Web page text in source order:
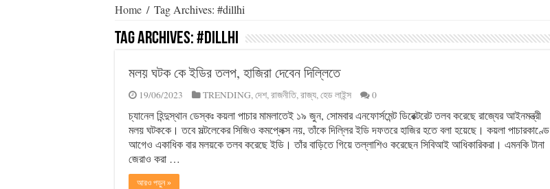
Home / Tag Archives: #dillhi
Tag Archives:#dillhi
মলয় ঘটক কে ইডির তলপ, হাজিরা দেবেন দিল্লিতে
19/06/2023 TRENDING,দেশ,রাজনীতি,রাজ্য,হেড লাইন্স 0
চ্যানেল হিন্দুস্থান ডেস্কঃ কয়লা পাচার মামলাতেই ১৯ জুন, সোমবার এনফোর্সমেন্ট ডিরেক্টরেট তলব করেছে রাজ্যের আইনমন্ত্রী
মলয় ঘটককে। তবে সল্টলেকের সিজিও কমপ্লেক্স নয়, তাঁকে দিল্লির ইডি দফতরে হাজির হতে বলা হয়েছে। কয়লা পাচারকাণ্ডে
আগেও একাধিক বার মলয়কে তলব করেছে ইডি। তাঁর বাড়িতে গিয়ে তল্লাশিও করেছেন সিবিআই আধিকারিকরা। এমনকি টানা
জেরাও করা …
আরও পড়ুন »